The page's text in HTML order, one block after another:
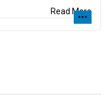
Read More